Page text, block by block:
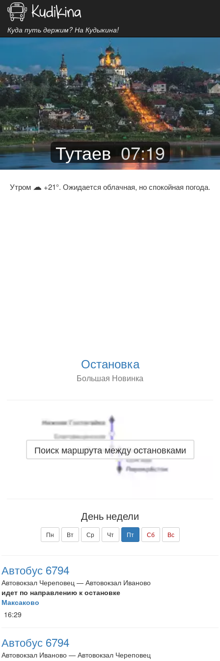
Куда путь держим? На Кудыкина!
Тутаев 07:19
Утром ☁ +21°. Ожидается облачная, но спокойная погода.
Остановка
Большая Новинка
Поиск маршрута между остановками
День недели
Пн Вт Ср Чт Пт Сб Вс
Автобус 6794
Автовокзал Череповец — Автовокзал Иваново
идет по направлению к остановке
Максаково
16:29
Автобус 6794
Автовокзал Иваново — Автовокзал Череповец